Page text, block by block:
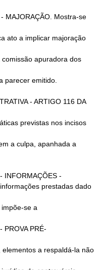
MAJORAÇÃO. Mostra-se